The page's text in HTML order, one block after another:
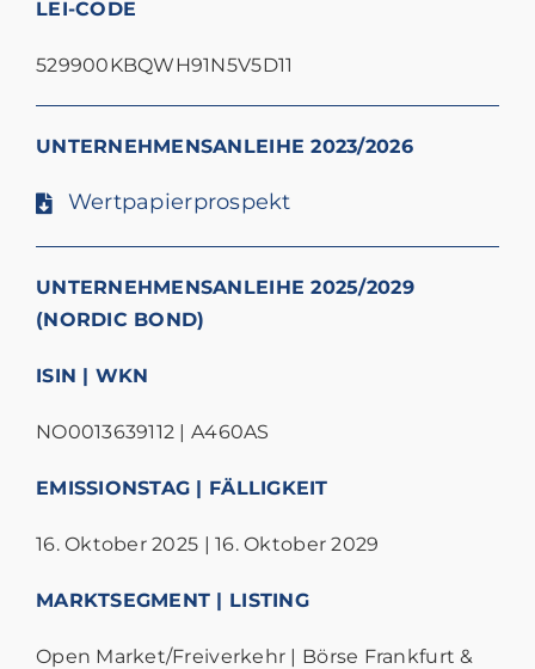
LEI-CODE
529900KBQWH91N5V5D11
UNTERNEHMENSANLEIHE 2023/2026
Wertpapierprospekt
UNTERNEHMENSANLEIHE 2025/2029
(NORDIC BOND)
ISIN | WKN
NO0013639112 | A460AS
EMISSIONSTAG | FÄLLIGKEIT
16. Oktober 2025 | 16. Oktober 2029
MARKTSEGMENT | LISTING
Open Market/Freiverkehr | Börse Frankfurt &